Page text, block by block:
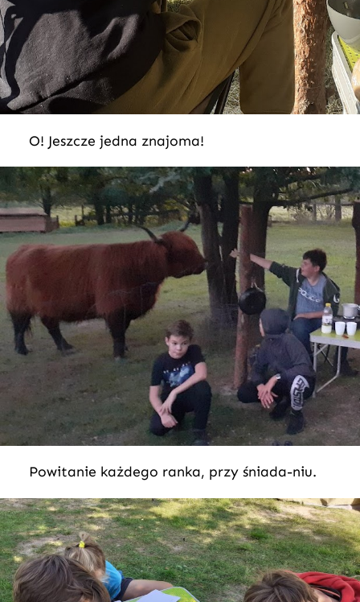
O! Jeszcze jedna znajoma!
Powitanie każdego ranka, przy śniada-niu.